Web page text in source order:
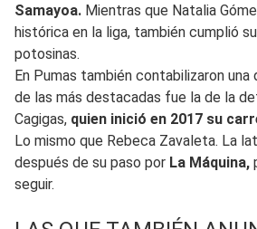
Samayoa. Mientras que Natalia
histórica en la liga, también cumplió
potosinas.
En Pumas también contabilizaron una
de las más destacadas fue la de la
Cagigas, quien inició en 2017 su
Lo mismo que Rebeca Zavaleta. La
después de su paso por La Máquina,
seguir.